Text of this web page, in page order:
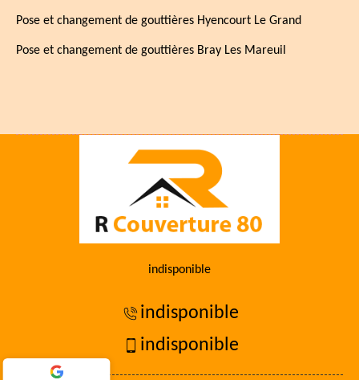
Pose et changement de gouttières Hyencourt Le Grand
Pose et changement de gouttières Bray Les Mareuil
indisponible
indisponible
indisponible